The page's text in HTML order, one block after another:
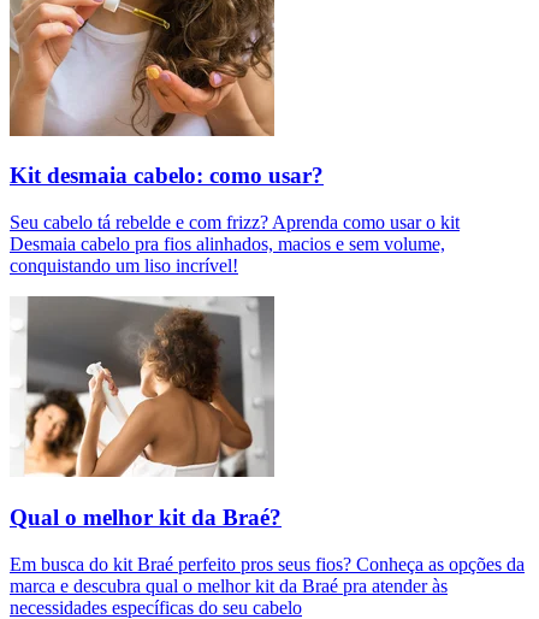
Kit desmaia cabelo: como usar?
Seu cabelo tá rebelde e com frizz? Aprenda como usar o kit
Desmaia cabelo pra fios alinhados, macios e sem volume,
conquistando um liso incrível!
Qual o melhor kit da Braé?
Em busca do kit Braé perfeito pros seus fios? Conheça as opções da
marca e descubra qual o melhor kit da Braé pra atender às
necessidades específicas do seu cabelo